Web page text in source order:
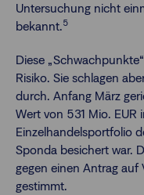
Untersuchung nicht
bekannt.5
Diese
Risiko. Sie schlagen
durch. Anfang März
Wert von 531 Mio.
Einzelhandelsportfolio
Sponda besichert war.
gegen einen Antrag auf
gestimmt.